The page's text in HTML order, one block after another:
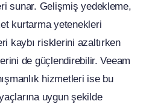
sunar. Gelişmiş yedekleme,
kurtarma yetenekleri
kaybı risklerini azaltırken
de güçlendirebilir. Veeam
hizmetleri ise bu
uygun şekilde